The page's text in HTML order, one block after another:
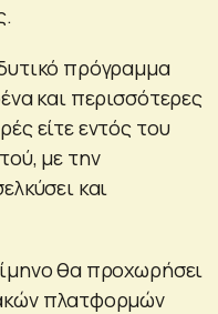
πρόγραμμα
και περισσότερες
είτε εντός του
με την
και
θα προχωρήσει
πλατφορμών